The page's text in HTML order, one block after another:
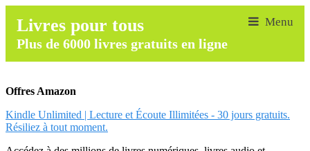
Livres pour tous
Plus de 6000 livres gratuits en ligne
Offres Amazon
Kindle Unlimited | Lecture et Écoute Illimitées - 30 jours gratuits.
Résiliez à tout moment.